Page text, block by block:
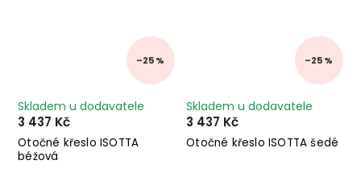
–25 %
Otočné křeslo ISOTTA
béžová
Skladem u dodavatele
3 437 Kč
–25 %
Otočné křeslo ISOTTA šedé
Skladem u dodavatele
3 437 Kč